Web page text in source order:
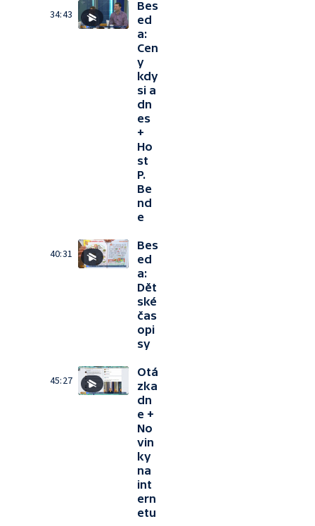
34:43
Bes
ed
a:
Cen
y
kdy
si a
dn
es
+
Ho
st
P.
Be
nd
e
40:31
Bes
ed
a:
Dět
ské
čas
opi
sy
45:27
Otá
zka
dn
e +
No
vin
ky
na
int
ern
etu